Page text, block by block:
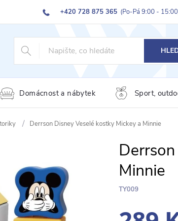
+420 728 875 365 (Po-Pá 9:00 -
Domácnost a nábytek Sport,
Derrson Disney Veselé kostky Mickey a Minnie
Minnie
TY009